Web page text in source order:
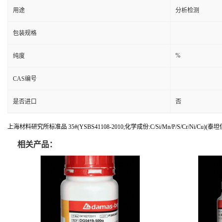
用途 分析检测
包装规格
纯度 %
CAS编号
是否进口 否
上海材料研究所标准品 35#(YSBS41108-2010;化学成份:C/Si/Mn/P/S/Cr/Ni/Cu)(泰坦
相关产品：